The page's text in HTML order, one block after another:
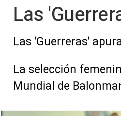
Las
Las 'Guerreras'
La selección
Mundial de